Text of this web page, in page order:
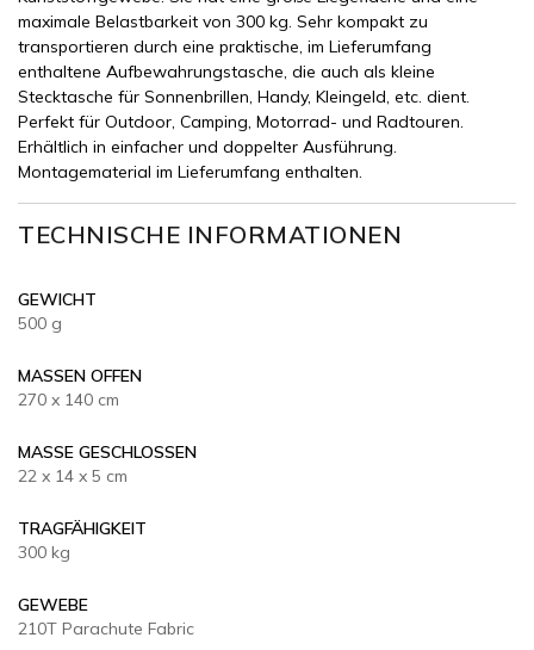
maximale Belastbarkeit von 300 kg. Sehr kompakt zu
transportieren durch eine praktische, im Lieferumfang
enthaltene Aufbewahrungstasche, die auch als kleine
Stecktasche für Sonnenbrillen, Handy, Kleingeld, etc. dient.
Perfekt für Outdoor, Camping, Motorrad- und Radtouren.
Erhältlich in einfacher und doppelter Ausführung.
Montagematerial im Lieferumfang enthalten.
TECHNISCHE INFORMATIONEN
GEWICHT
500 g
MASSEN OFFEN
270 x 140 cm
MASSE GESCHLOSSEN
22 x 14 x 5 cm
TRAGFÄHIGKEIT
300 kg
GEWEBE
210T Parachute Fabric